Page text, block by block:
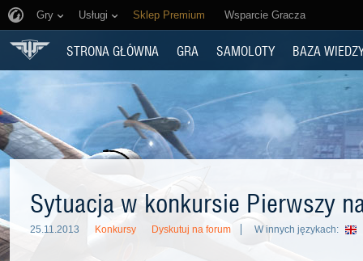
Gry Usługi Sklep Premium Wsparcie Gracza
STRONA GŁÓWNA GRA SAMOLOTY BAZA
Sytuacja w konkursie Pierwszy
25.11.2013 Konkursy Dyskutuj na forum W innych językach: